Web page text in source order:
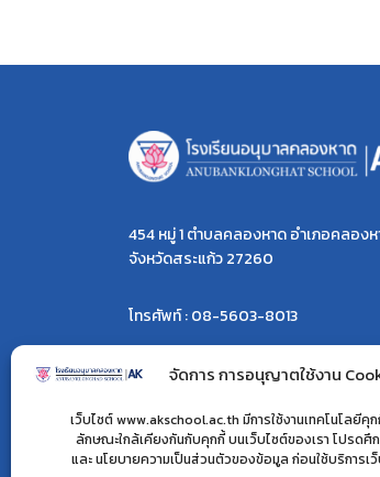
จัดการ การอนุญาตใช้งาน
เว็บไซต์ www.akschool.ac.th มีการใช้งานเทคโนโลยีคุ
ลักษณะใกล้เคียงกันกับคุกกี้ บนเว็บไซต์ของเรา โปรดศึ
และ นโยบายความเป็นส่วนตัวของข้อมูล ก่อนใช้บริการเ
454 หมู่ 1 ตำบลคลองหาด อำเภอคลอง
จังหวัดสระแก้ว 27260
โทรศัพท์ : 08-5603-8013
ผู้ดูแลเว็บไซต์ :
>> นายมนตรี คำเนตร
>> นางสาวไพจิตตรา เจนดง